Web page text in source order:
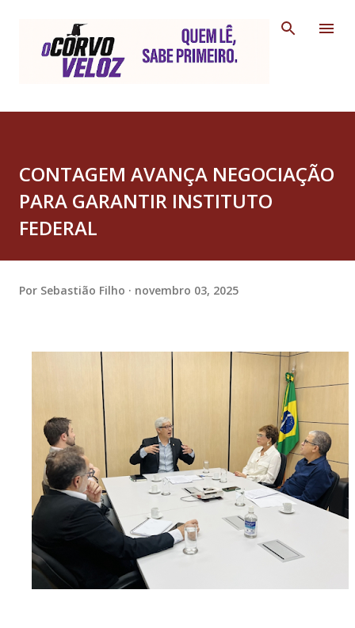
CONTAGEM AVANÇA NEGOCIAÇÃO
PARA GARANTIR INSTITUTO
FEDERAL
Por Sebastião Filho novembro 03, 2025